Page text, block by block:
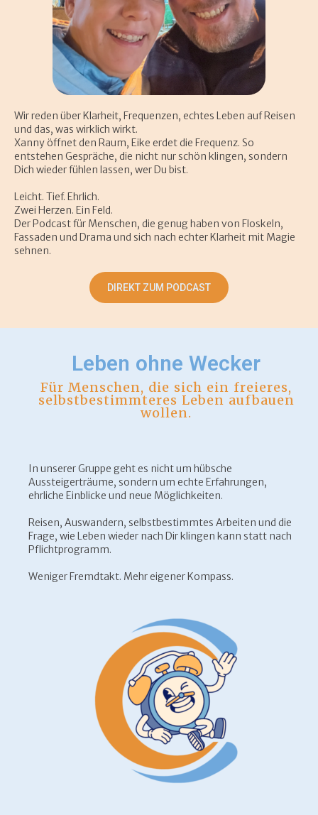
Wir reden über Klarheit, Frequenzen, echtes Leben auf Reisen
und das, was wirklich wirkt.
Xanny öffnet den Raum, Eike erdet die Frequenz. So
entstehen Gespräche, die nicht nur schön klingen, sondern
Dich wieder fühlen lassen, wer Du bist.
Leicht. Tief. Ehrlich.
Zwei Herzen. Ein Feld.
Der Podcast für Menschen, die genug haben von Floskeln,
Fassaden und Drama und sich nach echter Klarheit mit Magie
sehnen.
DIREKT ZUM PODCAST
Leben ohne Wecker
Für Menschen, die sich ein freieres,
selbstbestimmteres Leben aufbauen
wollen.
In unserer Gruppe geht es nicht um hübsche
Aussteigerträume, sondern um echte Erfahrungen,
ehrliche Einblicke und neue Möglichkeiten.
Reisen, Auswandern, selbstbestimmtes Arbeiten und die
Frage, wie Leben wieder nach Dir klingen kann statt nach
Pflichtprogramm.
Weniger Fremdtakt. Mehr eigener Kompass.